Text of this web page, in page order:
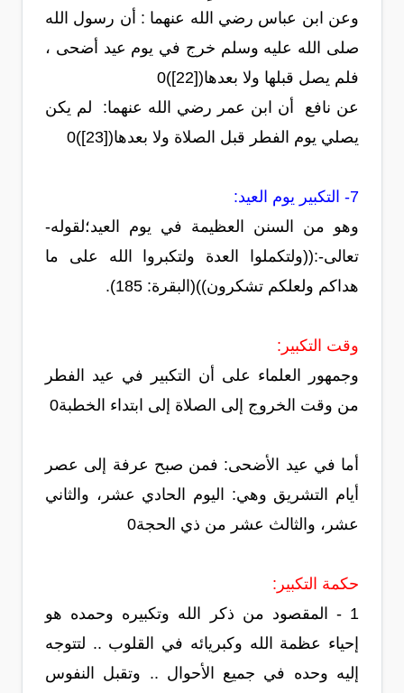
وعن ابن عباس رضي الله عنهما : أن رسول الله
صلى الله عليه وسلم خرج في يوم عيد أضحى ،
فلم يصل قبلها ولا بعدها([22])0
عن نافع أن ابن عمر رضي الله عنهما: لم يكن
يصلي يوم الفطر قبل الصلاة ولا بعدها([23])0
7- التكبير يوم العيد:
وهو من السنن العظيمة في يوم العيد؛لقوله-
تعالى-:((ولتكملوا العدة ولتكبروا الله على ما
هداكم ولعلكم تشكرون))(البقرة: 185).
وقت التكبير:
وجمهور العلماء على أن التكبير في عيد الفطر
من وقت الخروج إلى الصلاة إلى ابتداء الخطبة0
أما في عيد الأضحى: فمن صبح عرفة إلى عصر
أيام التشريق وهي: اليوم الحادي عشر، والثاني
عشر، والثالث عشر من ذي الحجة0
حكمة التكبير:
1 - المقصود من ذكر الله وتكبيره وحمده هو
إحياء عظمة الله وكبريائه في القلوب .. لتتوجه
إليه وحده في جميع الأحوال .. وتقبل النفوس